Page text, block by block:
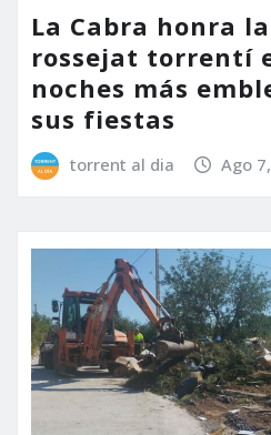
La Cabra honra
rossejat torrentí
noches más
sus fiestas
torrent al dia Ago